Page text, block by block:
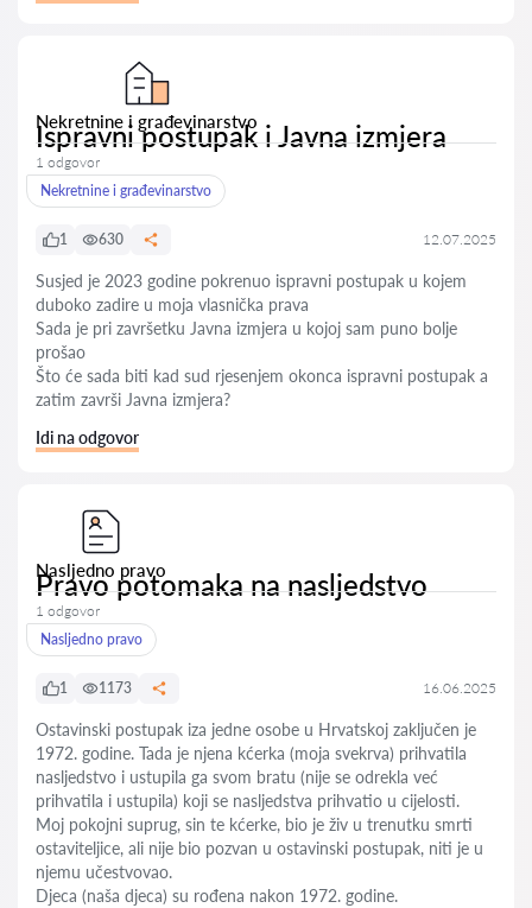
Nekretnine i građevinarstvo
Ispravni postupak i Javna izmjera
1 odgovor
Nekretnine i građevinarstvo
1 630 12.07.2025
Susjed je 2023 godine pokrenuo ispravni postupak u kojem
duboko zadire u moja vlasnička prava
Sada je pri završetku Javna izmjera u kojoj sam puno bolje
prošao
Što će sada biti kad sud rjesenjem okonca ispravni postupak a
zatim završi Javna izmjera?
Idi na odgovor
Nasljedno pravo
Pravo potomaka na nasljedstvo
1 odgovor
Nasljedno pravo
1 1173 16.06.2025
Ostavinski postupak iza jedne osobe u Hrvatskoj zaključen je
1972. godine. Tada je njena kćerka (moja svekrva) prihvatila
nasljedstvo i ustupila ga svom bratu (nije se odrekla već
prihvatila i ustupila) koji se nasljedstva prihvatio u cijelosti.
Moj pokojni suprug, sin te kćerke, bio je živ u trenutku smrti
ostaviteljice, ali nije bio pozvan u ostavinski postupak, niti je u
njemu učestvovao.
Djeca (naša djeca) su rođena nakon 1972. godine.